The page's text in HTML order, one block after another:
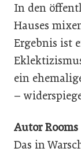
In den
Hauses
Ergebnis ist
ein
–
Autor Rooms
Das in